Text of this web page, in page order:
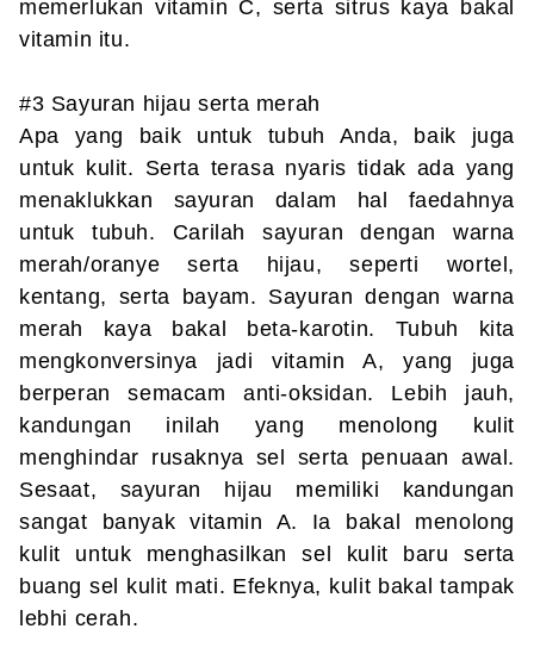
memerlukan vitamin C, serta sitrus kaya bakal
vitamin itu.
#3 Sayuran hijau serta merah
Apa yang baik untuk tubuh Anda, baik juga
untuk kulit. Serta terasa nyaris tidak ada yang
menaklukkan sayuran dalam hal faedahnya
untuk tubuh. Carilah sayuran dengan warna
merah/oranye serta hijau, seperti wortel,
kentang, serta bayam. Sayuran dengan warna
merah kaya bakal beta-karotin. Tubuh kita
mengkonversinya jadi vitamin A, yang juga
berperan semacam anti-oksidan. Lebih jauh,
kandungan inilah yang menolong kulit
menghindar rusaknya sel serta penuaan awal.
Sesaat, sayuran hijau memiliki kandungan
sangat banyak vitamin A. Ia bakal menolong
kulit untuk menghasilkan sel kulit baru serta
buang sel kulit mati. Efeknya, kulit bakal tampak
lebhi cerah.